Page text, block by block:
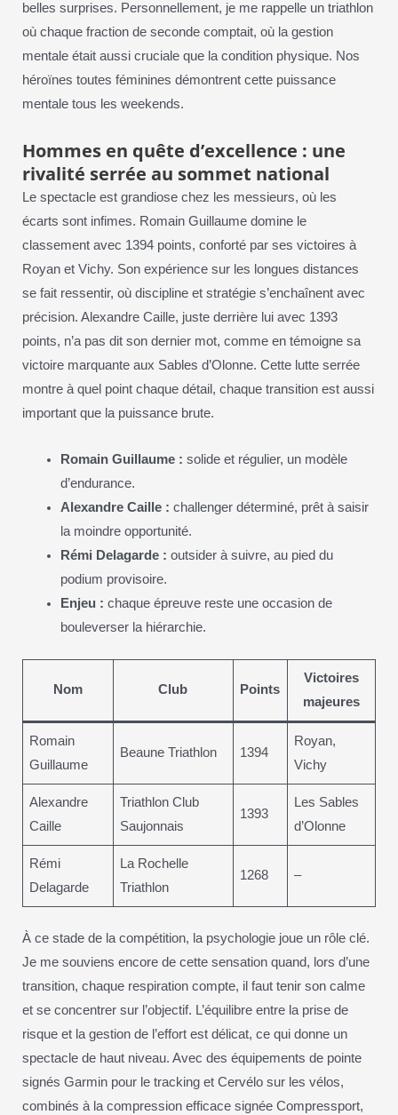
belles surprises. Personnellement, je me rappelle un triathlon
où chaque fraction de seconde comptait, où la gestion
mentale était aussi cruciale que la condition physique. Nos
héroïnes toutes féminines démontrent cette puissance
mentale tous les weekends.
Hommes en quête d’excellence : une
rivalité serrée au sommet national
Le spectacle est grandiose chez les messieurs, où les
écarts sont infimes. Romain Guillaume domine le
classement avec 1394 points, conforté par ses victoires à
Royan et Vichy. Son expérience sur les longues distances
se fait ressentir, où discipline et stratégie s’enchaînent avec
précision. Alexandre Caille, juste derrière lui avec 1393
points, n’a pas dit son dernier mot, comme en témoigne sa
victoire marquante aux Sables d’Olonne. Cette lutte serrée
montre à quel point chaque détail, chaque transition est aussi
important que la puissance brute.
Romain Guillaume : solide et régulier, un modèle
d’endurance.
Alexandre Caille : challenger déterminé, prêt à saisir
la moindre opportunité.
Rémi Delagarde : outsider à suivre, au pied du
podium provisoire.
Enjeu : chaque épreuve reste une occasion de
bouleverser la hiérarchie.
Nom Club Points
Victoires
majeures
Romain
Guillaume
Beaune Triathlon 1394
Royan,
Vichy
Alexandre
Caille
Triathlon Club
Saujonnais
1393
Les Sables
d’Olonne
Rémi
Delagarde
La Rochelle
Triathlon
1268 –
À ce stade de la compétition, la psychologie joue un rôle clé.
Je me souviens encore de cette sensation quand, lors d’une
transition, chaque respiration compte, il faut tenir son calme
et se concentrer sur l’objectif. L’équilibre entre la prise de
risque et la gestion de l’effort est délicat, ce qui donne un
spectacle de haut niveau. Avec des équipements de pointe
signés Garmin pour le tracking et Cervélo sur les vélos,
combinés à la compression efficace signée Compressport,